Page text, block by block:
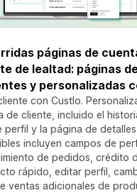
páginas de
de lealtad: páginas
y personalizadas
con Custlo.
de cliente, incluido el
perfil y la página de
incluyen campos de
de pedidos, crédito
rápido, editar perfil,
ventas adicionales de